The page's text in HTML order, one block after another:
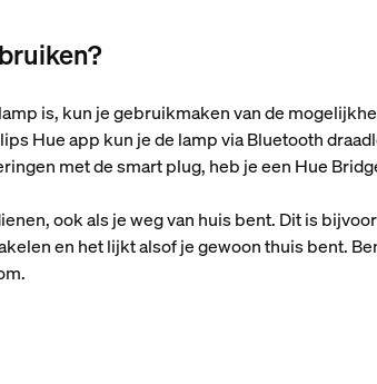
is, kun je gebruikmaken van de
Hue app kun je de lamp via Bluetooth
met de smart plug, heb je een Hue
ook als je weg van huis bent. Dit is
en het lijkt alsof je gewoon thuis bent.